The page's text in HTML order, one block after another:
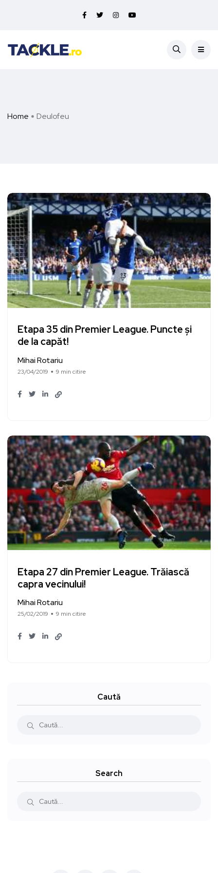
Home Deulofeu
Etapa 35 din Premier League. Puncte și
de la capăt!
Mihai Rotariu
23/04/2019 9 min citire
Etapa 27 din Premier League. Trăiască
capra vecinului!
Mihai Rotariu
25/02/2019 9 min citire
Caută
Search